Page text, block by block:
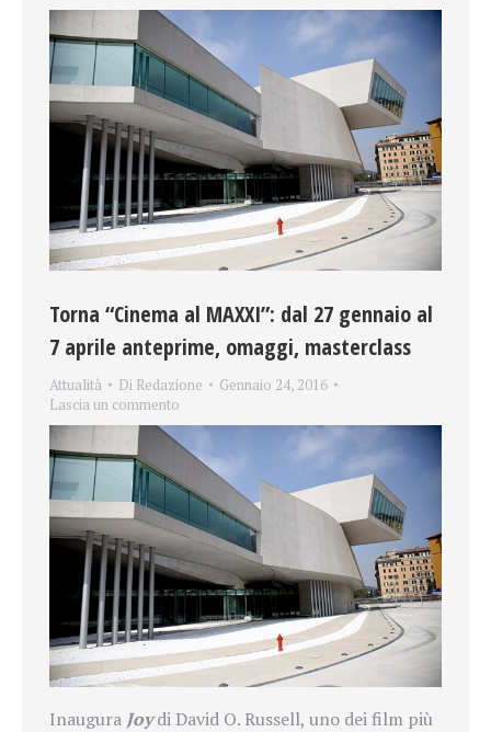
Torna “Cinema al MAXXI”: dal 27 gennaio al
7 aprile anteprime, omaggi, masterclass
Attualità Di Redazione
Gennaio 24, 2016
Lascia un commento
Inaugura Joydi David O. Russell, uno dei film più